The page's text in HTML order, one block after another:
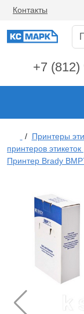
Контакты
+7 (812)
/ Принтеры
принтеров этикеток
Принтер Brady